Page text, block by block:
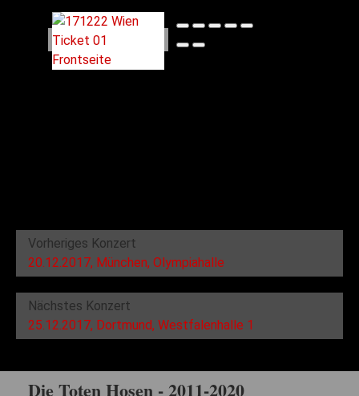
Vorheriges Konzert
20.12.2017, München, Olympiahalle
Nächstes Konzert
25.12.2017, Dortmund, Westfalenhalle 1
Die Toten Hosen - 2011-2020